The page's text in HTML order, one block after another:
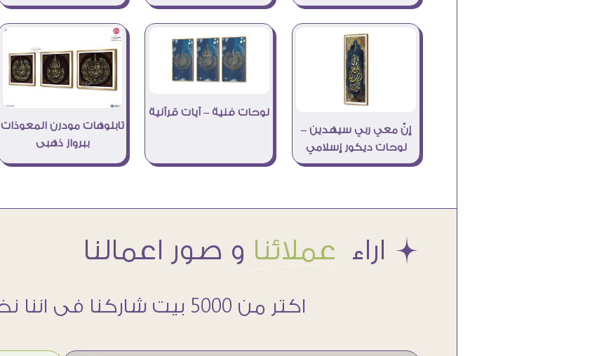
إنّ معي ربي سيهدين –
لوحات ديكور إسلامي
لوحات فنية – آيات قرآنية
تابلوهات مودرن المعوذات
ببرواز ذهبى
Æ اراء عملائنا و صور اعمالنا
اكتر من 5000 بيت شاركنا فى اننا نخلى حوائطهم اجمل